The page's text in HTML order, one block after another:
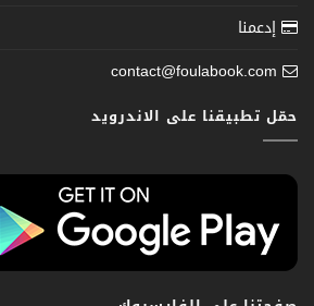
إدعمنا
contact@foulabook.com
حمّل تطبيقنا على الاندرويد